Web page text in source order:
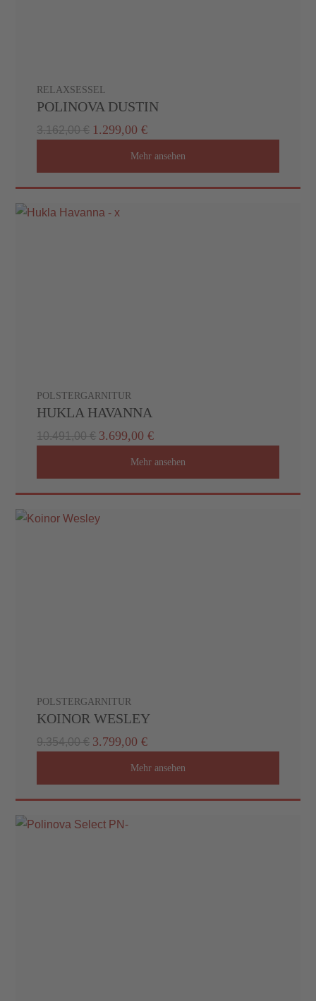
RELAXSESSEL
POLINOVA DUSTIN
3.162,00 € 1.299,00 €
Mehr ansehen
POLSTERGARNITUR
HUKLA HAVANNA
10.491,00 € 3.699,00 €
Mehr ansehen
POLSTERGARNITUR
KOINOR WESLEY
9.354,00 € 3.799,00 €
Mehr ansehen